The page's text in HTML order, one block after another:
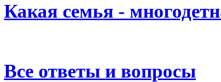
Какая семья -
Все ответы и вопросы